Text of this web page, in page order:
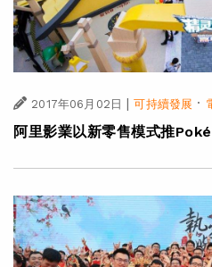
2017年06月02日 | 可持續發展 ·
阿里影業以新零售模式推